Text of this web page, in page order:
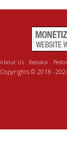
About Us Redaksi
Copyrights © 2018 -